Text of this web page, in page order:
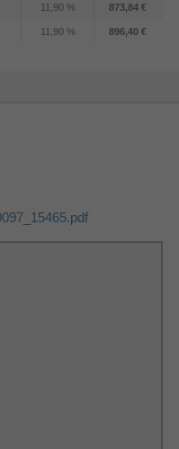
11,90 % 873,84 €
11,90 % 896,40 €